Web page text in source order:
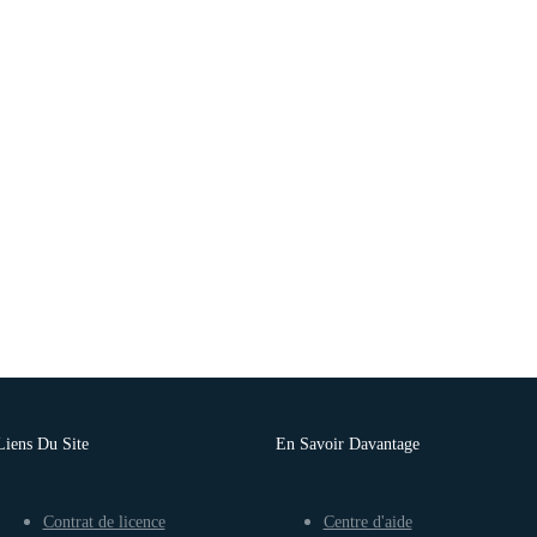
Du Site
Contrat de licence
En Savoir Davantage
Centre d'aide